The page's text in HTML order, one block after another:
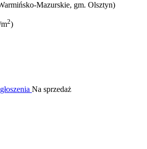
Mazurskie, gm. Olsztyn)
2)
Na sprzedaż